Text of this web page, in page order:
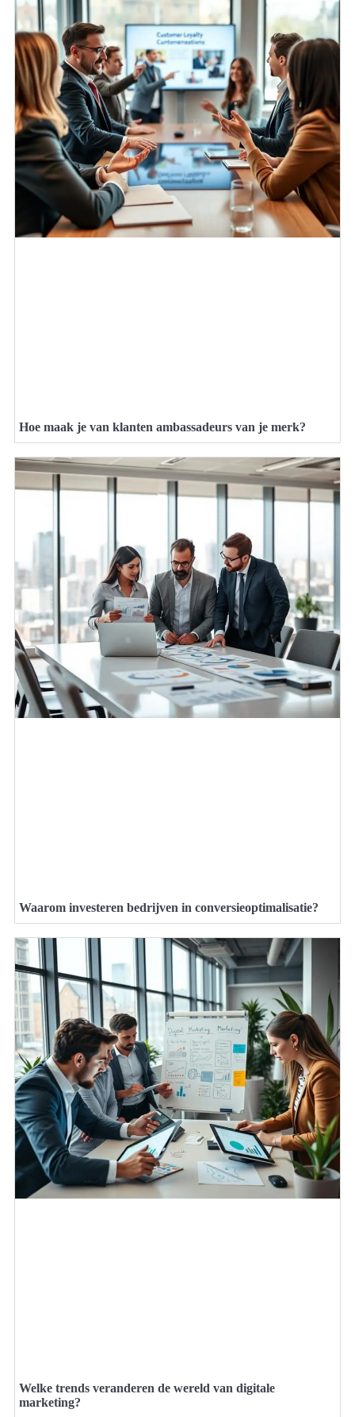
Hoe maak je van klanten ambassadeurs van je merk?
Waarom investeren bedrijven in conversieoptimalisatie?
Welke trends veranderen de wereld van digitale
marketing?